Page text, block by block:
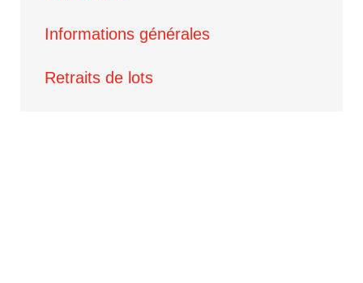
Informations générales
Retraits de lots